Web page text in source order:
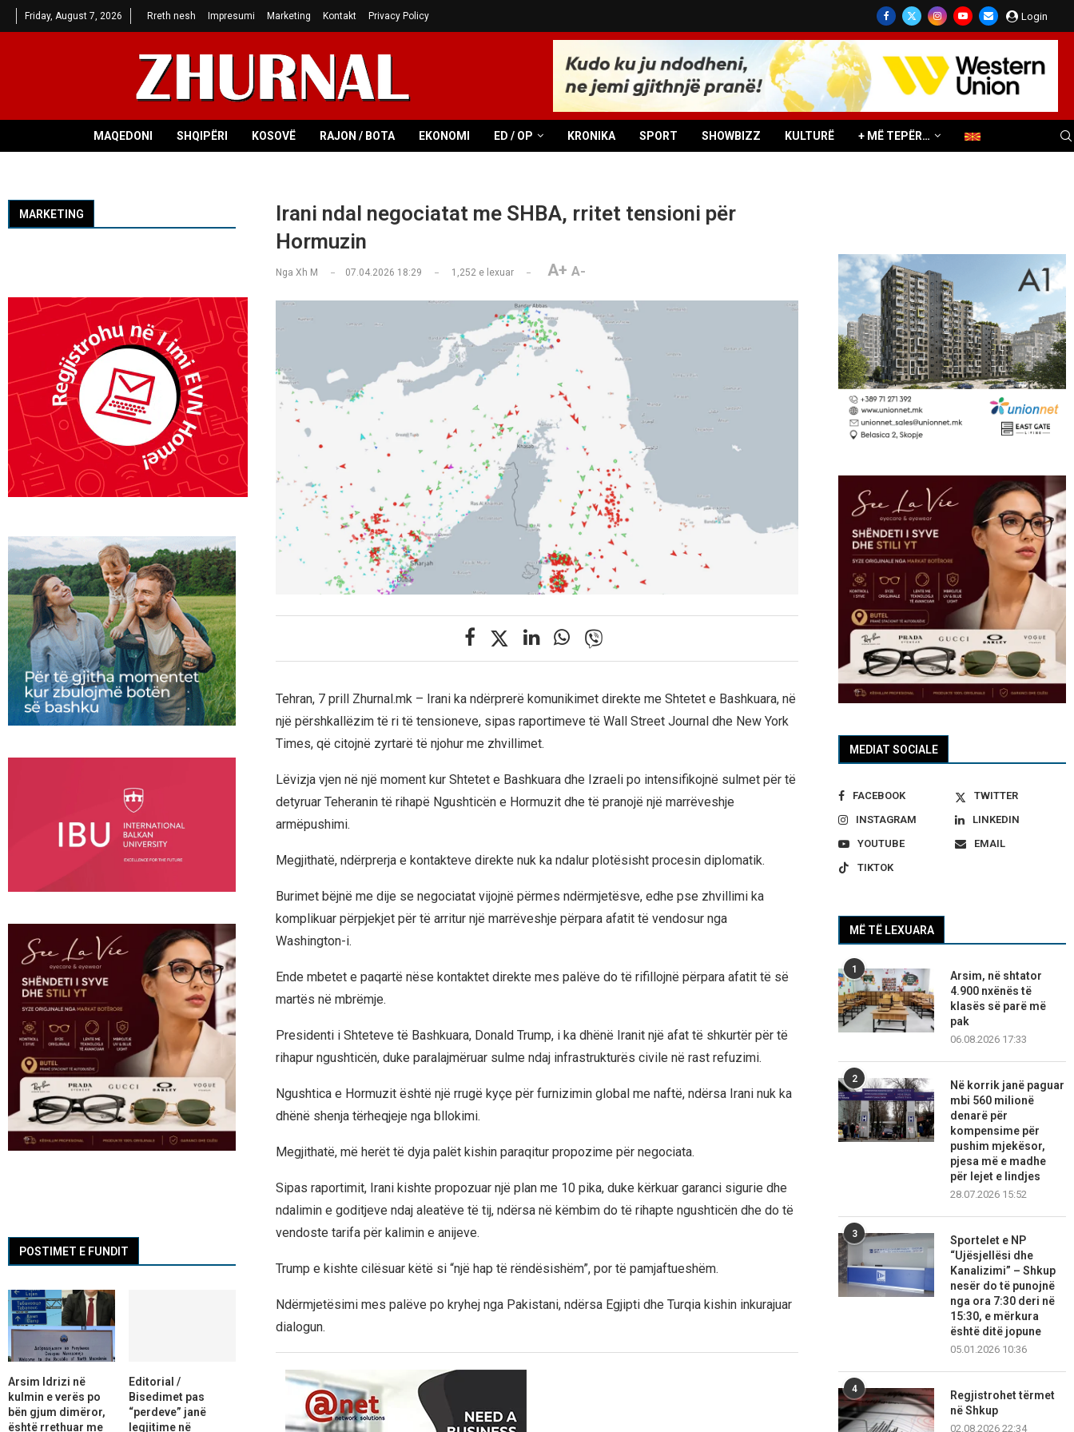
Friday, August 7, 2026 Rreth nesh Impresumi Marketing Kontakt Privacy Policy Login
MAQEDONI SHQIPËRI KOSOVË RAJON / BOTA EKONOMI ED / OP KRONIKA SPORT SHOWBIZZ KULTURË + MË TEPËR…
Irani ndal negociatat me SHBA, rritet tensioni për
Hormuzin
Nga Xh M 07.04.2026 18:29 1,252e lexuar A+ A-
Tehran, 7 prill Zhurnal.mk – Irani ka ndërprerë komunikimet direkte me Shtetet e Bashkuara, në
një përshkallëzim të ri të tensioneve, sipas raportimeve të Wall Street Journal dhe New York
Times, që citojnë zyrtarë të njohur me zhvillimet.
Lëvizja vjen në një moment kur Shtetet e Bashkuara dhe Izraeli po intensifikojnë sulmet për të
detyruar Teheranin të rihapë Ngushticën e Hormuzit dhe të pranojë një marrëveshje
armëpushimi.
Megjithatë, ndërprerja e kontakteve direkte nuk ka ndalur plotësisht procesin diplomatik.
Burimet bëjnë me dije se negociatat vijojnë përmes ndërmjetësve, edhe pse zhvillimi ka
komplikuar përpjekjet për të arritur një marrëveshje përpara afatit të vendosur nga
Washington-i.
Ende mbetet e paqartë nëse kontaktet direkte mes palëve do të rifillojnë përpara afatit të së
martës në mbrëmje.
Presidenti i Shteteve të Bashkuara, Donald Trump, i ka dhënë Iranit një afat të shkurtër për të
rihapur ngushticën, duke paralajmëruar sulme ndaj infrastrukturës civile në rast refuzimi.
Ngushtica e Hormuzit është një rrugë kyçe për furnizimin global me naftë, ndërsa Irani nuk ka
dhënë shenja tërheqjeje nga bllokimi.
Megjithatë, më herët të dyja palët kishin paraqitur propozime për negociata.
Sipas raportimit, Irani kishte propozuar një plan me 10 pika, duke kërkuar garanci sigurie dhe
ndalimin e goditjeve ndaj aleatëve të tij, ndërsa në këmbim do të rihapte ngushticën dhe do të
vendoste tarifa për kalimin e anijeve.
Trump e kishte cilësuar këtë si “një hap të rëndësishëm”, por të pamjaftueshëm.
Ndërmjetësimi mes palëve po kryhej nga Pakistani, ndërsa Egjipti dhe Turqia kishin inkurajuar
dialogun.
MEDIAT SOCIALE
FACEBOOK
TWITTER
INSTAGRAM
LINKEDIN
YOUTUBE
EMAIL
TIKTOK
MË TË LEXUARA
1
Arsim, në shtator
4.900 nxënës të
klasës së parë më
pak
06.08.2026 17:33
2
Në korrik janë paguar
mbi 560 milionë
denarë për
kompensime për
pushim mjekësor,
pjesa më e madhe
për lejet e lindjes
28.07.2026 15:52
3
Sportelet e NP
“Ujësjellësi dhe
Kanalizimi” – Shkup
nesër do të punojnë
nga ora 7:30 deri në
15:30, e mërkura
është ditë jopune
05.01.2026 10:36
4
Regjistrohet tërmet
në Shkup
02.08.2026 22:34
MARKETING
POSTIMET E FUNDIT
Arsim Idrizi në
kulmin e verës po
bën gjum dimëror,
është rrethuar me
Editorial /
Bisedimet pas
“perdeve” janë
legjitime në